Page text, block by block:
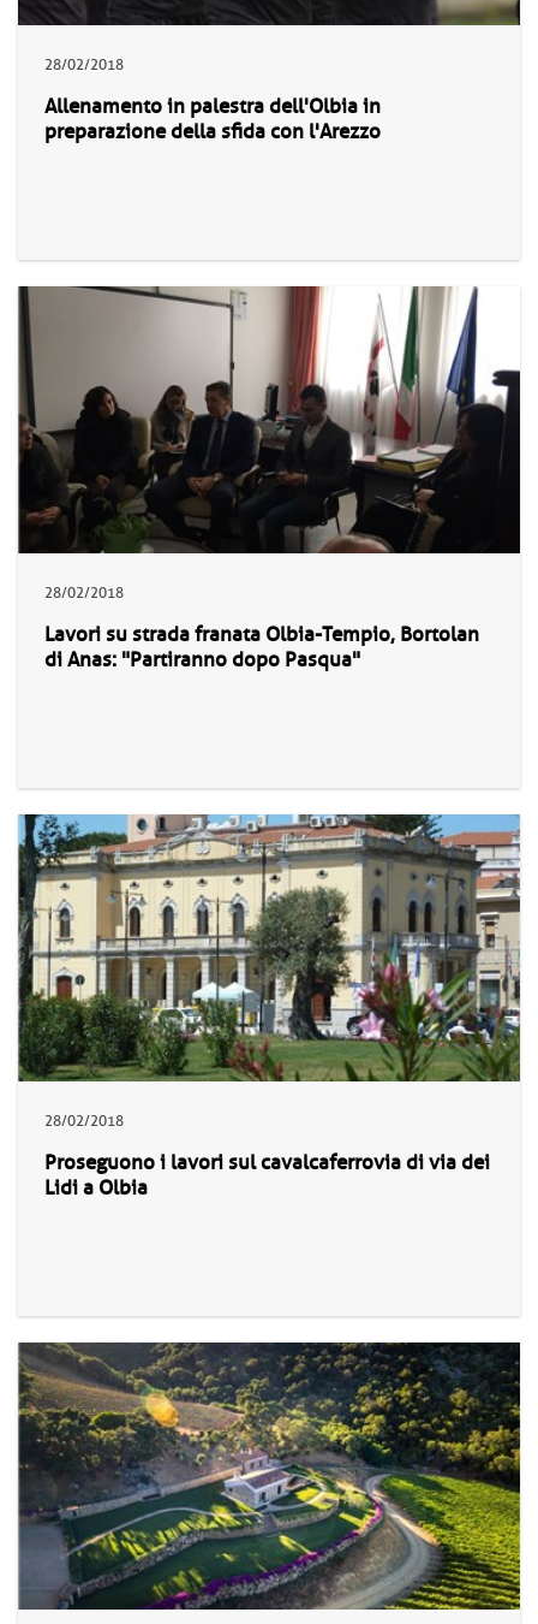
28/02/2018
Allenamento in palestra dell'Olbia in
preparazione della sfida con l'Arezzo
28/02/2018
Lavori su strada franata Olbia-Tempio, Bortolan
di Anas: "Partiranno dopo Pasqua"
28/02/2018
Proseguono i lavori sul cavalcaferrovia di via dei
Lidi a Olbia